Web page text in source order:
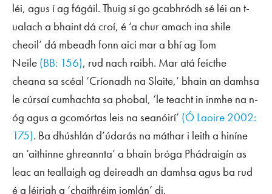
léi, agus í ag fágáil. Thuig sí go gcabhródh sé léi an t-
ualach a bhaint dá croí, é ‘a chur amach ina shile
cheoil’ dá mbeadh fonn aici mar a bhí ag Tom
Neile (BB: 156), rud nach raibh. Mar atá feicthe
cheana sa scéal ‘Críonadh na Slaite,’ bhain an damhsa
le cúrsaí cumhachta sa phobal, ‘le teacht in inmhe na n-
óg agus a gcomórtas leis na seanóirí’ (Ó Laoire 2002:
175). Ba dhúshlán d’údarás na máthar i leith a hiníne
an ‘aithinne ghreannta’ a bhain bróga Phádraigín as
leac an teallaigh ag deireadh an damhsa agus ba rud
é a léirigh a ‘chaithréim iomlán’ di.